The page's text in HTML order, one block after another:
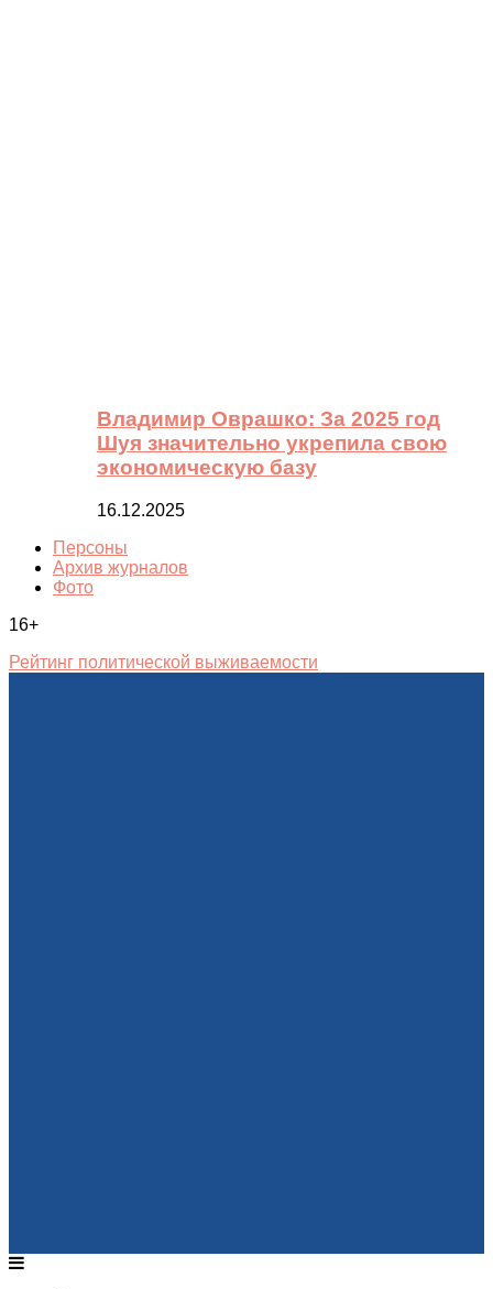
Владимир Оврашко: За 2025 год
Шуя значительно укрепила свою
экономическую базу
16.12.2025
Персоны
Архив журналов
Фото
16+
Рейтинг политической выживаемости